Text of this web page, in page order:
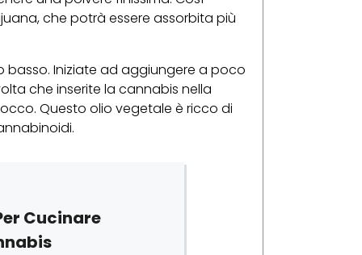
che potrà essere assorbita più
Iniziate ad aggiungere a poco
che inserite la cannabis nella
Questo olio vegetale è ricco di
Cucinare